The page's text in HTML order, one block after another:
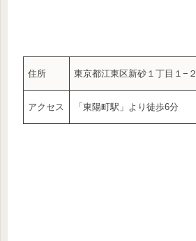
住所 東京都江東区新砂１丁目１−２
アクセス 「東陽町駅」より徒歩6分